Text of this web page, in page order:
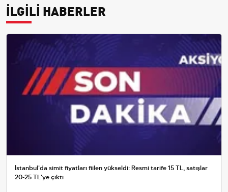
İLGİLİ HABERLER
İstanbul'da simit fiyatları fiilen yükseldi: Resmi tarife 15 TL, satışlar
20-25 TL'ye çıktı